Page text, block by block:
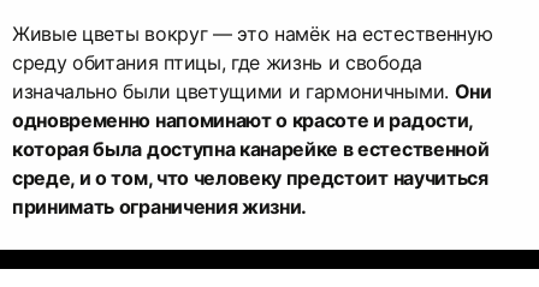
Живые цветы вокруг — это намёк на естественную
среду обитания птицы, где жизнь и свобода
изначально были цветущими и гармоничными. Они
одновременно напоминают о красоте и радости,
которая была доступна канарейке в естественной
среде, и о том, что человеку предстоит научиться
принимать ограничения жизни.